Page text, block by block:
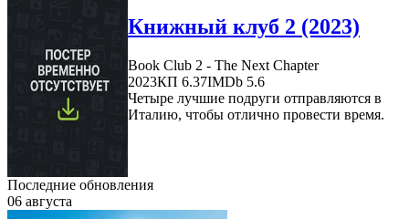
Книжный клуб 2 (2023)
Book Club 2 - The Next Chapter
2023КП 6.37IMDb 5.6
Четыре лучшие подруги отправляются в
Италию, чтобы отлично провести время.
Последние обновления
06 августа